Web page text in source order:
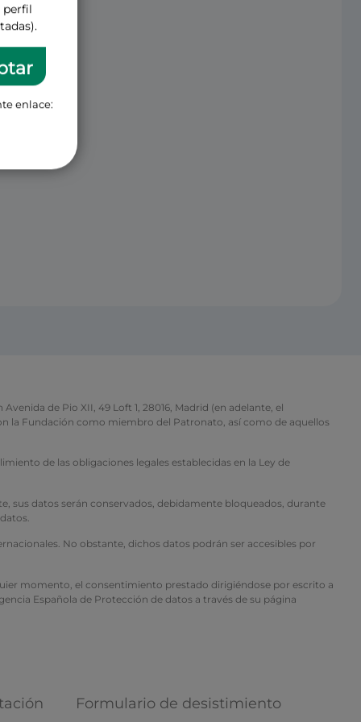
de Pio XII, 49 Loft 1, 28016, Madrid (en adelante, el
la Fundación como miembro del Patronato, así como de aquellos
de las obligaciones legales establecidas en la Ley de
sus datos serán conservados, debidamente bloqueados, durante
No obstante, dichos datos podrán ser accesibles por
momento, el consentimiento prestado dirigiéndose por escrito a
Española de Protección de datos a través de su página
Formulario de desistimiento
perfil
enlace: